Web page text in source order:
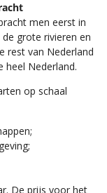
men eerst in
grote rivieren en
rest van Nederland
heel Nederland.
op schaal
De prijs voor het